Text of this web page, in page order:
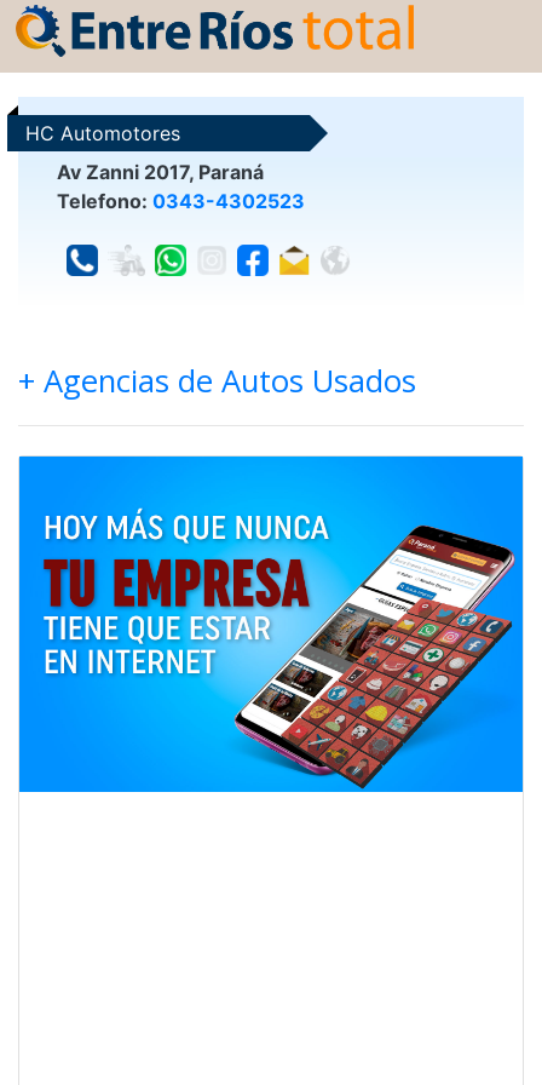
HC Automotores
Av Zanni 2017, Paraná
Telefono: 0343-4302523
+ Agencias de Autos Usados